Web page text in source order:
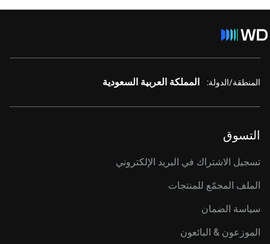
المنطقة/الدولة: المملكة العربية السعودية
التسوق
تسجيل الاشتراك في البريد الإلكتروني
الملف المجمّع للمنتجات
سياسة الضمان
الموزعون & البائعون